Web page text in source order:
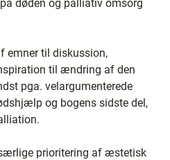
døden og palliativ omsorg
emner til diskussion,
til ændring af den
pga. velargumenterede
og bogens sidste del,
prioritering af æstetisk